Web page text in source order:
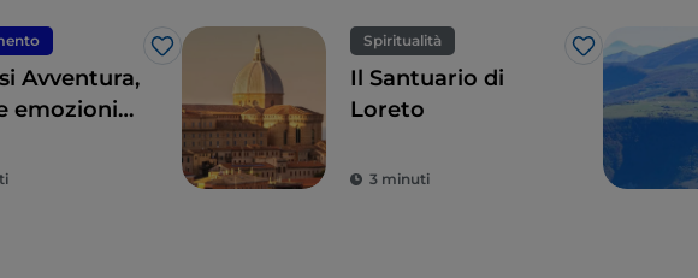
Like
Avventura,
emozioni
delle
Spiritualità
Like
Il Santuario di
Loreto
3 minuti